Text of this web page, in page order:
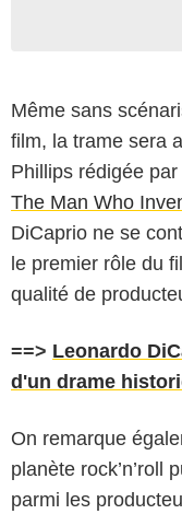
Même sans
film, la trame sera
Phillips rédigée par
The Man Who
DiCaprio ne se
le premier rôle du
qualité de
==> Leonardo
d'un drame
On remarque
planète rock’n’roll
parmi les